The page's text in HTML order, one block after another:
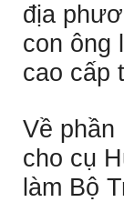
địa
con ông
cao cấp
Về phần
cho cụ
làm Bộ